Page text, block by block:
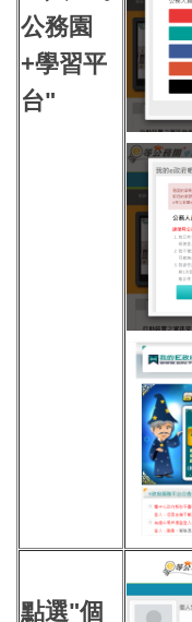
公務園
+學習平
台"
點選"個